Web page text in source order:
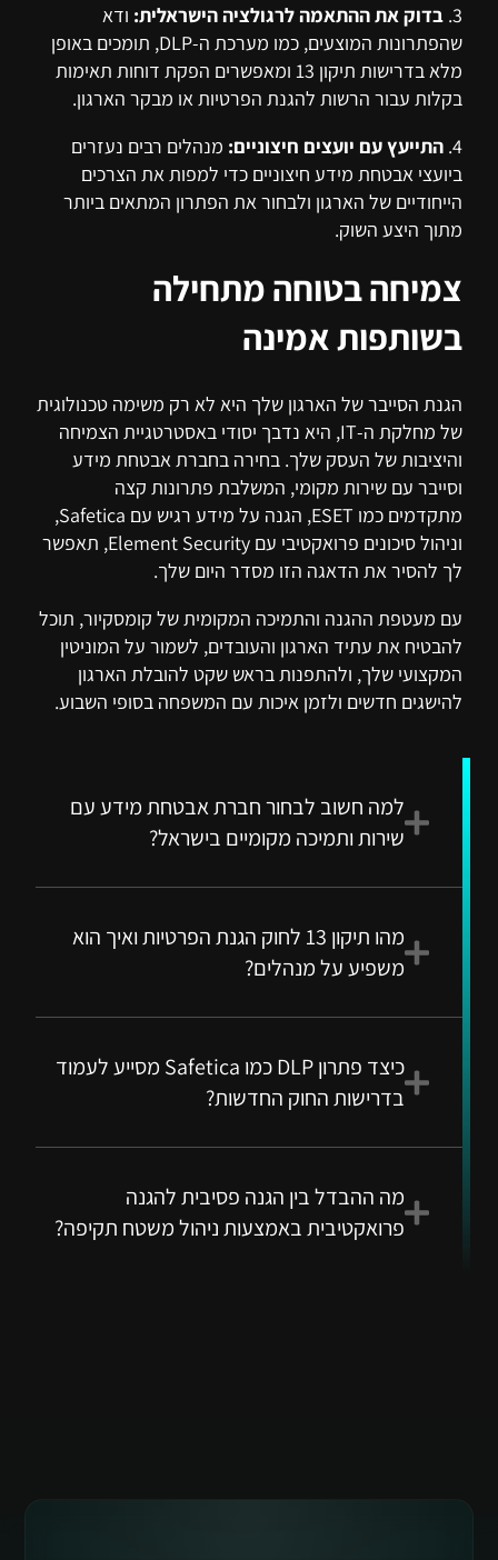
3. בדוק את ההתאמה לרגולציה הישראלית: ודא
שהפתרונות המוצעים, כמו מערכת ה-DLP, תומכים באופן
מלא בדרישות תיקון 13 ומאפשרים הפקת דוחות תאימות
בקלות עבור הרשות להגנת הפרטיות או מבקר הארגון.
4. התייעץ עם יועצים חיצוניים: מנהלים רבים נעזרים
ביועצי אבטחת מידע חיצוניים כדי למפות את הצרכים
הייחודיים של הארגון ולבחור את הפתרון המתאים ביותר
מתוך היצע השוק.
צמיחה בטוחה מתחילה
בשותפות אמינה
הגנת הסייבר של הארגון שלך היא לא רק משימה טכנולוגית
של מחלקת ה-IT, היא נדבך יסודי באסטרטגיית הצמיחה
והיציבות של העסק שלך. בחירה בחברת אבטחת מידע
וסייבר עם שירות מקומי, המשלבת פתרונות קצה
מתקדמים כמו ESET, הגנה על מידע רגיש עם Safetica,
וניהול סיכונים פרואקטיבי עם Element Security, תאפשר
לך להסיר את הדאגה הזו מסדר היום שלך.
עם מעטפת ההגנה והתמיכה המקומית של קומסקיור, תוכל
להבטיח את עתיד הארגון והעובדים, לשמור על המוניטין
המקצועי שלך, ולהתפנות בראש שקט להובלת הארגון
להישגים חדשים ולזמן איכות עם המשפחה בסופי השבוע.
למה חשוב לבחור חברת אבטחת מידע עם
שירות ותמיכה מקומיים בישראל?
מהו תיקון 13 לחוק הגנת הפרטיות ואיך הוא
משפיע על מנהלים?
כיצד פתרון DLP כמו Safetica מסייע לעמוד
בדרישות החוק החדשות?
מה ההבדל בין הגנה פסיבית להגנה
פרואקטיבית באמצעות ניהול משטח תקיפה?